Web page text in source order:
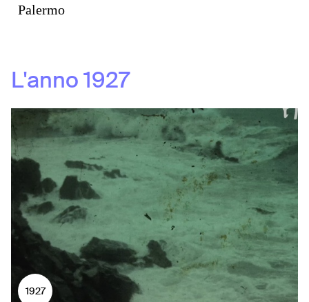
Palermo
L'anno1927
1927